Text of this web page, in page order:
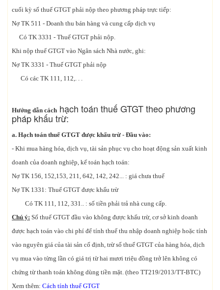
cuối kỳ số thuế GTGT phải nộp theo phương pháp trực tiếp:
Nợ TK 511 - Doanh thu bán hàng và cung cấp dịch vụ
Có TK 3331 - Thuế GTGT phải nộp.
Khi nộp thuế GTGT vào Ngân sách Nhà nước, ghi:
Nợ TK 3331 - Thuế GTGT phải nộp
Có các TK 111, 112,. . .
Hướng dẫn cách hạch toán thuế GTGT theo phương
pháp khấu trừ:
a. Hạch toán thuế GTGT được khấu trừ - Đầu vào:
- Khi mua hàng hóa, dịch vụ, tài sản phục vụ cho hoạt động sản xuất kinh
doanh của doanh nghiệp, kế toán hạch toán:
Nợ TK 156, 152,153, 211, 642, 142, 242... : giá chưa thuế
Nợ TK 1331: Thuế GTGT được khấu trừ
Có TK 111, 112, 331.. : số tiền phải trả nhà cung cấp.
Chú ý: Số thuế GTGT đầu vào không được khấu trừ, cơ sở kinh doanh
được hạch toán vào chi phí để tính thuế thu nhập doanh nghiệp hoặc tính
vào nguyên giá của tài sản cố định, trừ số thuế GTGT của hàng hóa, dịch
vụ mua vào từng lần có giá trị từ hai mươi triệu đồng trở lên không có
chứng từ thanh toán không dùng tiền mặt. (theo TT219/2013/TT-BTC)
Xem thêm: Cách tính thuế GTGT